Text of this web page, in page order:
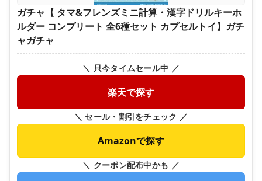
ガチャ【 タマ&フレンズミニ計算・漢字ドリルキーホ
ルダー コンプリート 全6種セット カプセルトイ】ガチ
ャガチャ
＼ 只今タイムセール中 ／
楽天で探す
＼ セール・割引をチェック ／
Amazonで探す
＼ クーポン配布中かも ／